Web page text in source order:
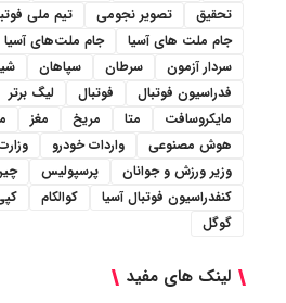
تحقیق
تصویر نجومی تیم ملی
جام ملت های آسیا
جام ملت‌های آسیا
سردار آزمون
سرطان سپاهان
فدراسیون فوتبال
فوتبال لیگ برتر
مایکروسافت
متا مریخ مغز
هوش مصنوعی
واردات خودرو
وزیر ورزش و جوانان
پرسپولیس
کنفدراسیون فوتبال آسیا
کوالکام
گوگل
لینک های مفید